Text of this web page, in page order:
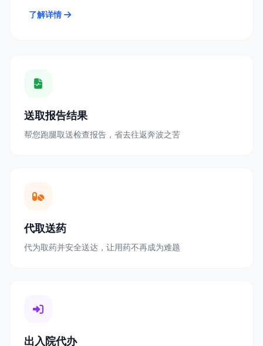
了解详情
送取报告结果
帮您跑腿取送检查报告，省去往返奔波之苦
代取送药
代为取药并安全送达，让用药不再成为难题
出入院代办